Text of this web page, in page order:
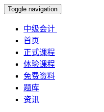
Toggle navigation
中级会计
首页
正式课程
体验课程
免费资料
题库
资讯